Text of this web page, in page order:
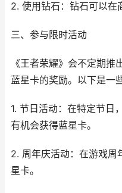
2. 使用钻石：钻石可以在
三、参与限时活动
《王者荣耀》会不定期
蓝星卡的奖励。以下是一
1. 节日活动：在特定节日
有机会获得蓝星卡。
2. 周年庆活动：在游戏周
星卡。